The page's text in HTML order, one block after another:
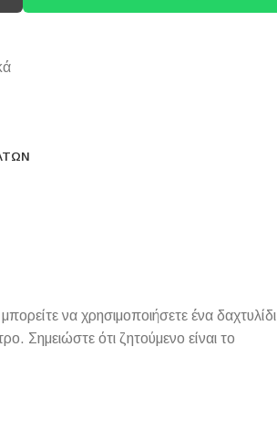
να χρησιμοποιήσετε ένα δαχτυλίδι
Σημειώστε ότι ζητούμενο είναι το